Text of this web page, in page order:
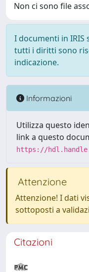
Non ci sono file
I documenti in
tutti i diritti sono
indicazione.
Informazioni
Utilizza questo
link a questo
https://
Attenzione
Attenzione! I dati
sottoposti a
Citazioni